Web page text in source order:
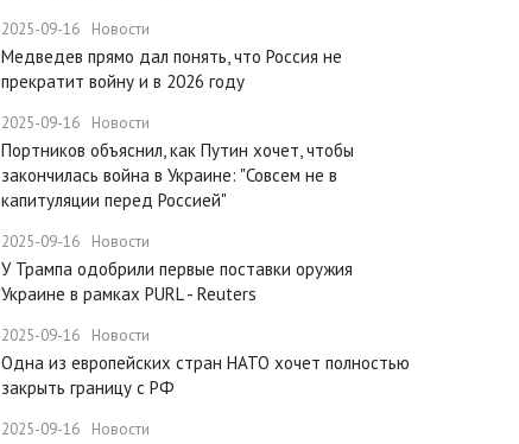
2025-09-16 Новости
Медведев прямо дал понять, что Россия не
прекратит войну и в 2026 году
2025-09-16 Новости
Портников объяснил, как Путин хочет, чтобы
закончилась война в Украине: "Совсем не в
капитуляции перед Россией"
2025-09-16 Новости
У Трампа одобрили первые поставки оружия
Украине в рамках PURL - Reuters
2025-09-16 Новости
Одна из европейских стран НАТО хочет полностью
закрыть границу с РФ
2025-09-16 Новости